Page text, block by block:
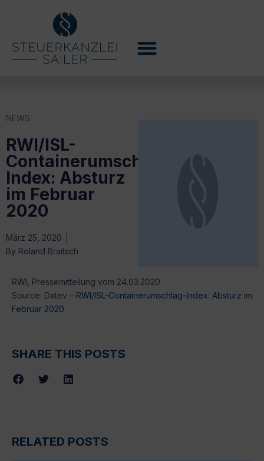
NEWS
RWI/ISL-
Containerumschlag-
Index: Absturz
im Februar
2020
März 25, 2020
By Roland Braitsch
RWI, Pressemitteilung vom 24.03.2020
Source: Datev – RWI/ISL-Containerumschlag-Index: Absturz im
Februar 2020
SHARE THIS POSTS
RELATED POSTS